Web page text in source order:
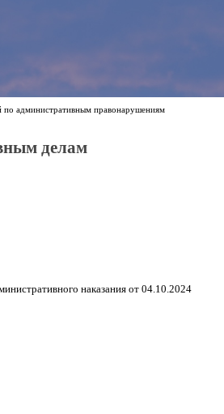
по административным правонарушениям
делам
наказания от 04.10.2024